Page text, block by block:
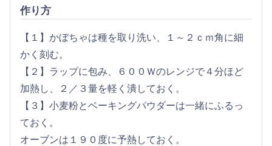
作り方
【１】かぼちゃは種を取り洗い、１～２ｃｍ角に細
かく刻む。
【２】ラップに包み、６００Ｗのレンジで４分ほど
加熱し、２／３量を軽く潰しておく。
【３】小麦粉とベーキングパウダーは一緒にふるっ
ておく。
オーブンは１９０度に予熱しておく。